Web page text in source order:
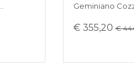
Geminiano
€ 355,20€